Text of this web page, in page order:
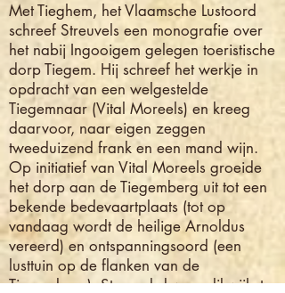
Met Tieghem, het Vlaamsche Lustoord
schreef Streuvels een monografie over
het nabij Ingooigem gelegen toeristische
dorp Tiegem. Hij schreef het werkje in
opdracht van een welgestelde
Tiegemnaar (Vital Moreels) en kreeg
daarvoor, naar eigen zeggen
tweeduizend frank en een mand wijn.
Op initiatief van Vital Moreels groeide
het dorp aan de Tiegemberg uit tot een
bekende bedevaartplaats (tot op
vandaag wordt de heilige Arnoldus
vereerd) en ontspanningsoord (een
lusttuin op de flanken van de
Tiegemberg). Streuvels kwam dikwijls te